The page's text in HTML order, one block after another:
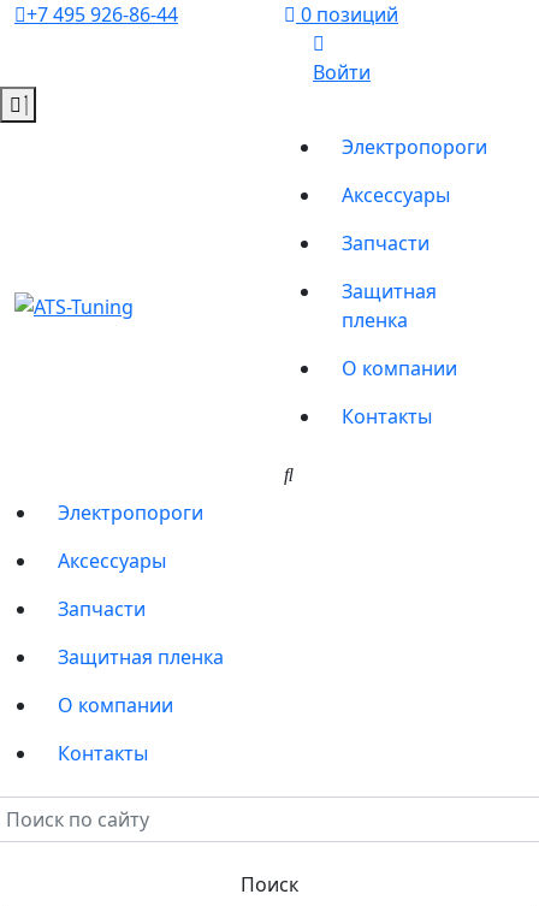
+7 495 926-86-44 0 позиций
Войти
Электропороги
Аксессуары
Запчасти
Защитная
пленка
О компании
Контакты
Электропороги
Аксессуары
Запчасти
Защитная пленка
О компании
Контакты